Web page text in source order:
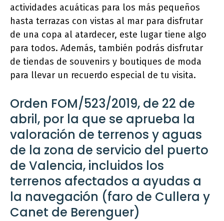
actividades acuáticas para los más pequeños
hasta terrazas con vistas al mar para disfrutar
de una copa al atardecer, este lugar tiene algo
para todos. Además, también podrás disfrutar
de tiendas de souvenirs y boutiques de moda
para llevar un recuerdo especial de tu visita.
Orden FOM/523/2019, de 22 de
abril, por la que se aprueba la
valoración de terrenos y aguas
de la zona de servicio del puerto
de Valencia, incluidos los
terrenos afectados a ayudas a
la navegación (faro de Cullera y
Canet de Berenguer)